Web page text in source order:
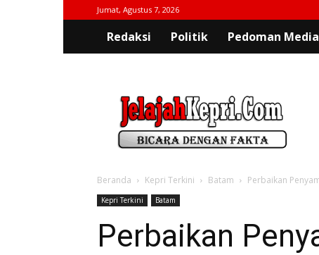
Jumat, Agustus 7, 2026
Redaksi Politik Pedoman
Beranda Kepri Terkini Batam Perbaikan
Kepri Terkini Batam
Perbaikan